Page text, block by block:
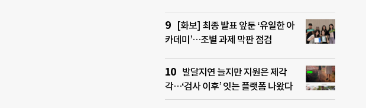
[화보] 최종 발표 앞둔 ‘유일한 아
카데미’…조별 과제 막판 점검
발달지연 늘지만 지원은 제각
각…‘검사 이후’ 잇는 플랫폼 나왔다